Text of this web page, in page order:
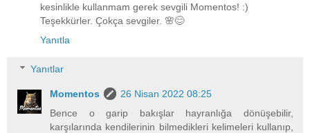
kesinlikle kullanmam gerek sevgili Momentos! :)
Teşekkürler. Çokça sevgiler. 🌸😊
Yanıtla
Yanıtlar
Momentos
26 Nisan 2022 08:25
Bence o garip bakışlar hayranlığa dönüşebilir,
karşılarında kendilerinin bilmedikleri kelimeleri kullanıp,